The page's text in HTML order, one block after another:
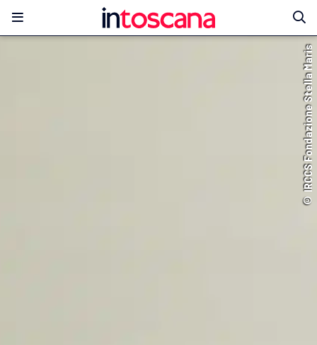
© IRCCS Fondazione Stella Maris